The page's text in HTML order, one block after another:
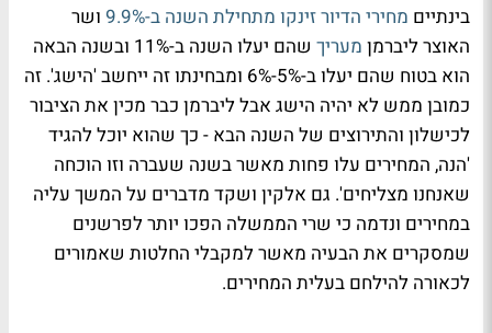
בינתיים מחירי הדיור זינקו מתחילת השנה ב-9.9%
ושר
האוצר ליברמן מעריך
שהם יעלו השנה ב-11% ובשנה הבאה
הוא בטוח שהם יעלו ב-5%-6% ומבחינתו זה ייחשב 'הישג'. זה
כמובן ממש לא יהיה הישג אבל ליברמן כבר מכין את הציבור
לכישלון והתירוצים של השנה הבא - כך שהוא יוכל להגיד
'הנה, המחירים עלו פחות מאשר בשנה שעברה וזו הוכחה
שאנחנו מצליחים'. גם אלקין ושקד מדברים על המשך עליה
במחירים ונדמה כי שרי הממשלה הפכו יותר לפרשנים
שמסקרים את הבעיה מאשר למקבלי החלטות שאמורים
לכאורה להילחם בעלית המחירים.